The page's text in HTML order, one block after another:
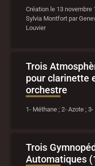
Création le 13 novembre
Sylvia Montfort par
Louvier
Trois
pour clarinette
orchestre
1- Méthane ; 2- Azote ;
Trois
Automatiques